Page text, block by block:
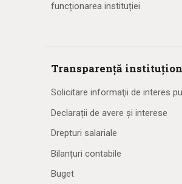
funcționarea instituției
Transparență
Solicitare informaţii de interes
Declarații de avere și interese
Drepturi salariale
Bilanțuri contabile
Buget